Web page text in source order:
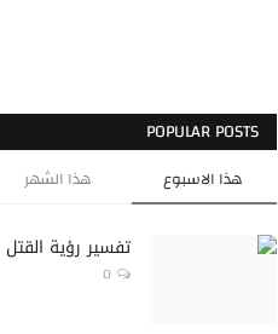
POPULAR POSTS
هذا الاسبوع هذا الشهر
تفسير رؤية
0